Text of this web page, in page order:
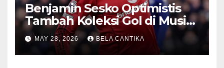
Benjamin Sesko Optimistis
Tambah Koleksi Gol di Musim
2026/27
MAY 28, 2026 BELA CANTIKA